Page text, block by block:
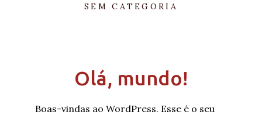
SEM CATEGORIA
Olá, mundo!
Boas-vindas ao WordPress. Esse é o seu